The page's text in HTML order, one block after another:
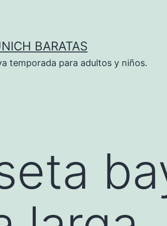
BARATAS
temporada para adultos y niños.